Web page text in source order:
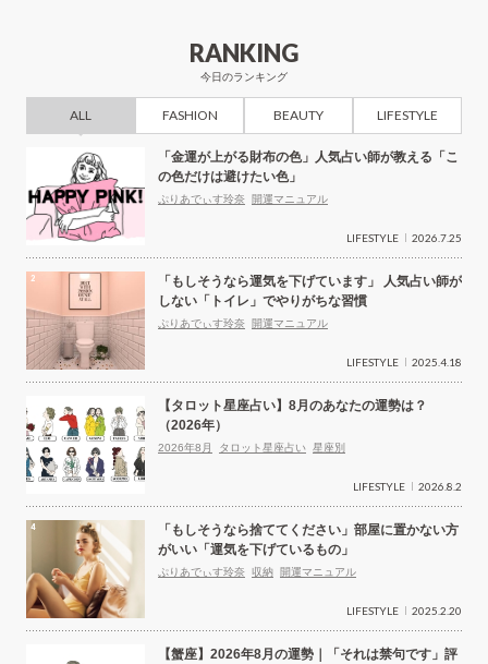
RANKING
今日のランキング
ALL FASHION BEAUTY LIFESTYLE
「金運が上がる財布の色」人気占い師が教える「こ
の色だけは避けたい色」
ぷりあでぃす玲奈 開運マニュアル
LIFESTYLE 2026.7.25
「もしそうなら運気を下げています」 人気占い師が
しない「トイレ」でやりがちな習慣
ぷりあでぃす玲奈 開運マニュアル
LIFESTYLE 2025.4.18
【タロット星座占い】8月のあなたの運勢は？
（2026年）
2026年8月 タロット星座占い 星座別
LIFESTYLE 2026.8.2
「もしそうなら捨ててください」部屋に置かない方
がいい「運気を下げているもの」
ぷりあでぃす玲奈 収納 開運マニュアル
LIFESTYLE 2025.2.20
【蟹座】2026年8月の運勢｜「それは禁句です」評